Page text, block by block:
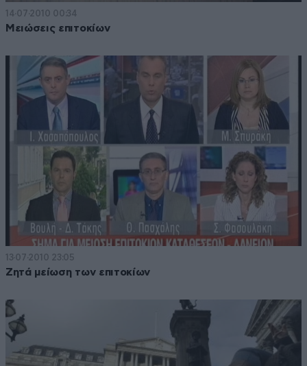
14·07·2010 00:34
Μειώσεις επιτοκίων
13·07·2010 23:05
Ζητά μείωση των επιτοκίων